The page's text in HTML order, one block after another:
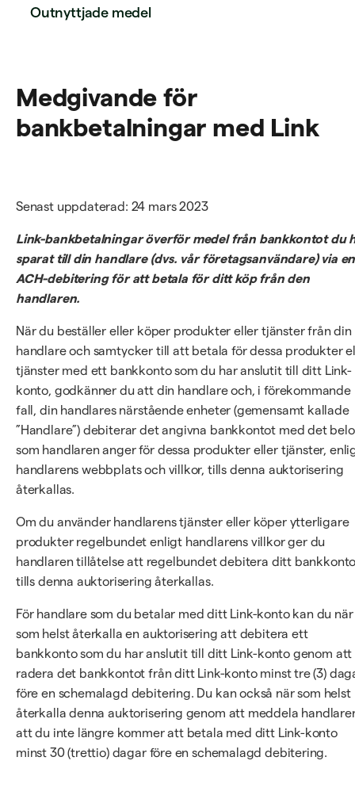
Outnyttjade medel
Medgivande för
bankbetalningar med Link
Senast uppdaterad: 24 mars 2023
Link-bankbetalningar överför medel från bankkontot du
sparat till din handlare (dvs. vår företagsanvändare) via en
ACH-debitering för att betala för ditt köp från den
handlaren.
När du beställer eller köper produkter eller tjänster från din
handlare och samtycker till att betala för dessa produkter
tjänster med ett bankkonto som du har anslutit till ditt Link-
konto, godkänner du att din handlare och, i förekommande
fall, din handlares närstående enheter (gemensamt kallade
”Handlare”) debiterar det angivna bankkontot med det
som handlaren anger för dessa produkter eller tjänster,
handlarens webbplats och villkor, tills denna auktorisering
återkallas.
Om du använder handlarens tjänster eller köper ytterligare
produkter regelbundet enligt handlarens villkor ger du
handlaren tillåtelse att regelbundet debitera ditt
tills denna auktorisering återkallas.
För handlare som du betalar med ditt Link-konto kan du när
som helst återkalla en auktorisering att debitera ett
bankkonto som du har anslutit till ditt Link-konto genom att
radera det bankkontot från ditt Link-konto minst tre (3)
före en schemalagd debitering. Du kan också när som helst
återkalla denna auktorisering genom att meddela
att du inte längre kommer att betala med ditt Link-konto
minst 30 (trettio) dagar före en schemalagd debitering.